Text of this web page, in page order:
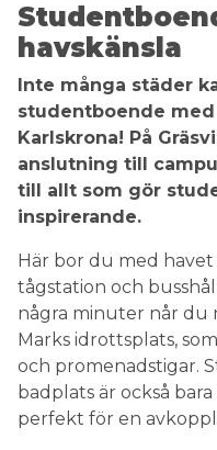
havskänsla
Inte många städer
studentboende med
Karlskrona! På
anslutning till
till allt som gör
inspirerande.
Här bor du med
tågstation och
några minuter når du
Marks idrottsplats,
och promenadstigar.
badplats är också
perfekt för en